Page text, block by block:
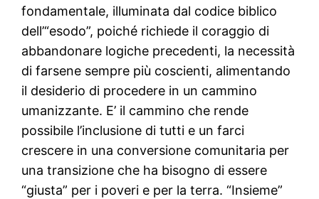
fondamentale, illuminata dal codice biblico
dell’“esodo”, poiché richiede il coraggio di
abbandonare logiche precedenti, la necessità
di farsene sempre più coscienti, alimentando
il desiderio di procedere in un cammino
umanizzante. E’ il cammino che rende
possibile l’inclusione di tutti e un farci
crescere in una conversione comunitaria per
una transizione che ha bisogno di essere
“giusta” per i poveri e per la terra. “Insieme”